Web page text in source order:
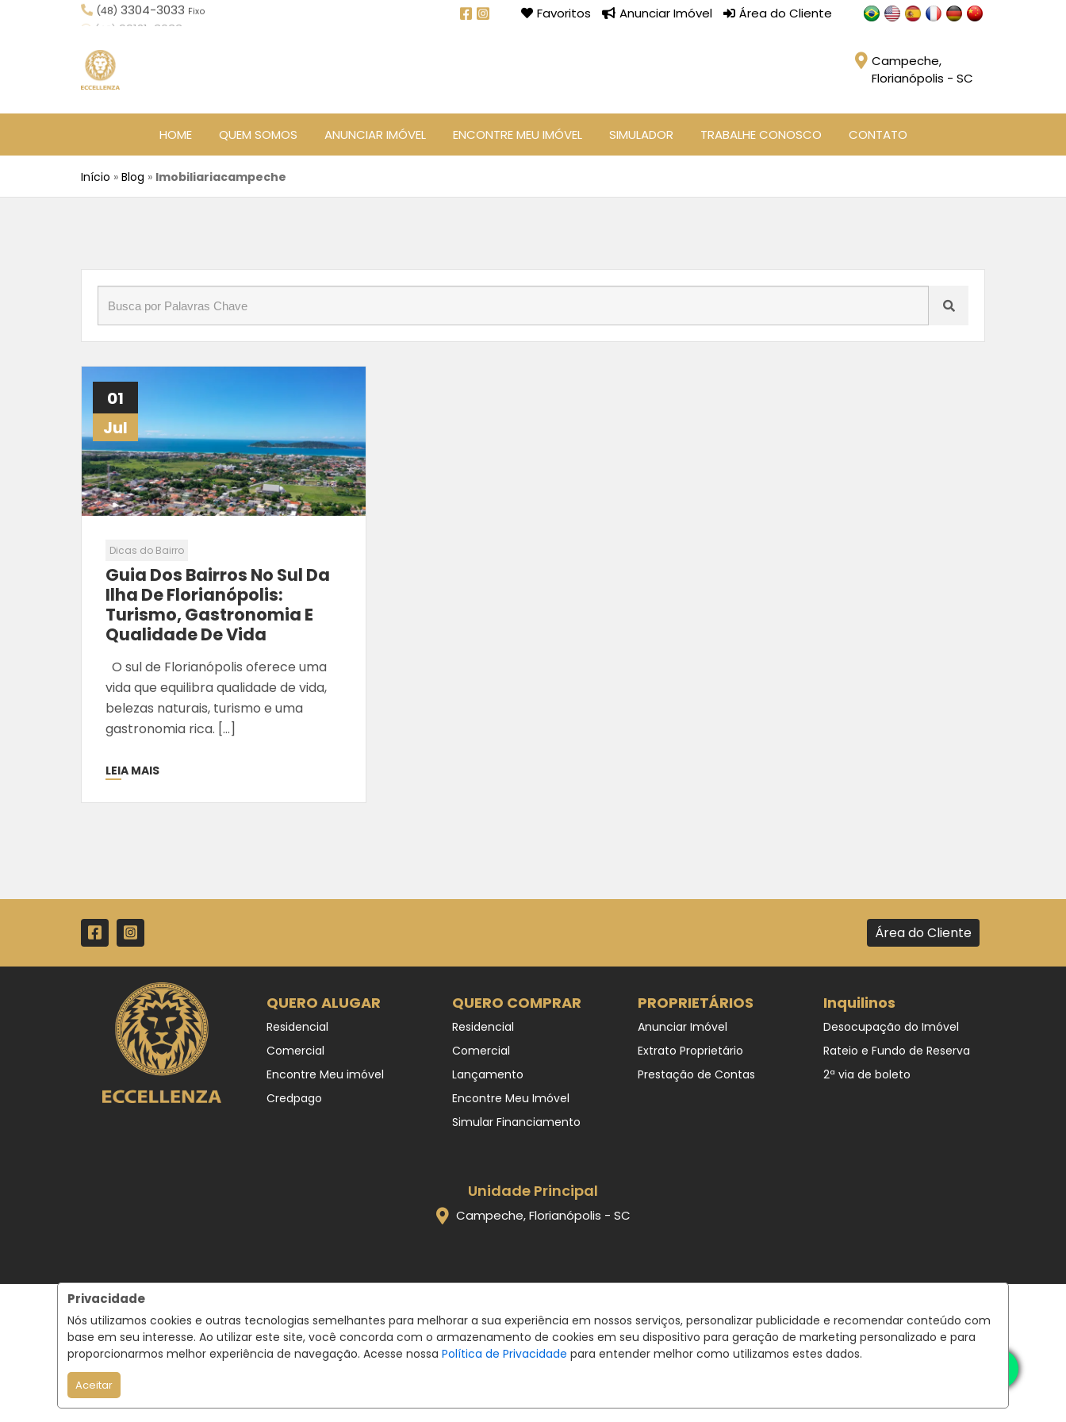
(48) 3304-3033 Fixo Favoritos Anunciar Imóvel Área do Cliente
Campeche,
Florianópolis - SC
HOME QUEM SOMOS ANUNCIAR IMÓVEL ENCONTRE MEU IMÓVEL SIMULADOR TRABALHE CONOSCO CONTATO
Início » Blog » Imobiliariacampeche
Privacidade
Nós utilizamos cookies e outras tecnologias semelhantes para melhorar a sua experiência em nossos serviços, personalizar publicidade e recomendar conteúdo com
base em seu interesse. Ao utilizar este site, você concorda com o armazenamento de cookies em seu dispositivo para geração de marketing personalizado e para
proporcionarmos melhor experiência de navegação. Acesse nossa Política de Privacidade para entender melhor como utilizamos estes dados.
Aceitar
01
Jul
Dicas do Bairro
Guia Dos Bairros No Sul Da
Ilha De Florianópolis:
Turismo, Gastronomia E
Qualidade De Vida
O sul de Florianópolis oferece uma
vida que equilibra qualidade de vida,
belezas naturais, turismo e uma
gastronomia rica. […]
LEIA MAIS
Área do Cliente
QUERO ALUGAR
Residencial
Comercial
Encontre Meu imóvel
Credpago
QUERO COMPRAR
Residencial
Comercial
Lançamento
Encontre Meu Imóvel
Simular Financiamento
PROPRIETÁRIOS
Anunciar Imóvel
Extrato Proprietário
Prestação de Contas
Inquilinos
Desocupação do Imóvel
Rateio e Fundo de Reserva
2ª via de boleto
Unidade Principal
Campeche, Florianópolis - SC
Política de privacidade|Termos de uso
Feito com
RocketImob | Site para Imobiliária